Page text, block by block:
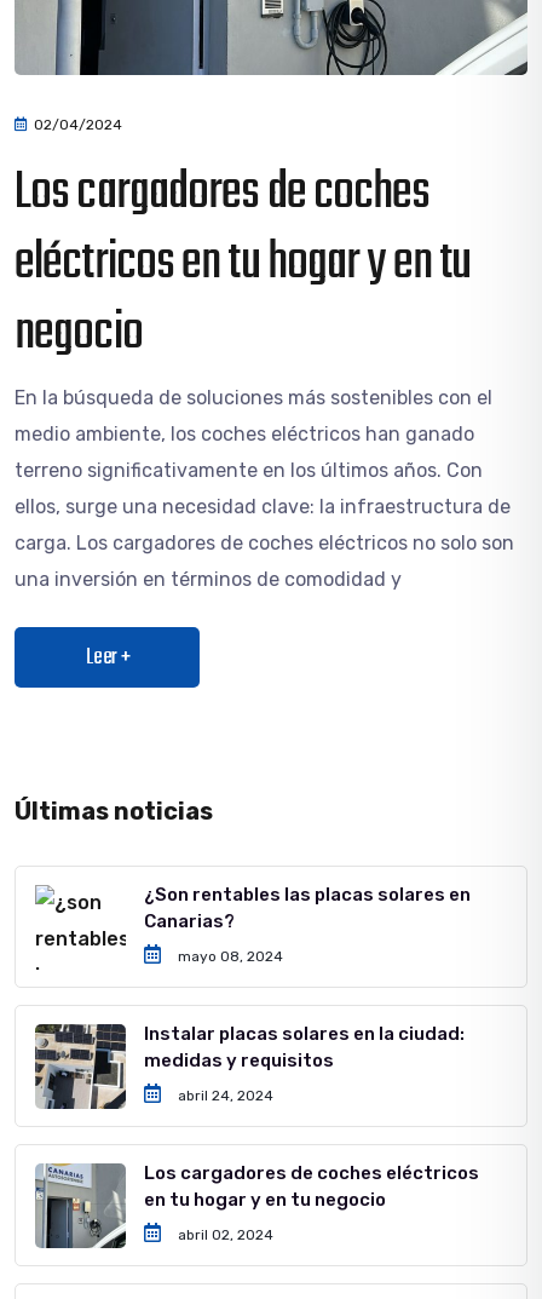
02/04/2024
Los cargadores de coches
eléctricos en tu hogar y en tu
negocio
En la búsqueda de soluciones más sostenibles con el
medio ambiente, los coches eléctricos han ganado
terreno significativamente en los últimos años. Con
ellos, surge una necesidad clave: la infraestructura de
carga. Los cargadores de coches eléctricos no solo son
una inversión en términos de comodidad y
Leer +
Últimas noticias
¿Son rentables las placas solares en
Canarias?
mayo 08, 2024
Instalar placas solares en la ciudad:
medidas y requisitos
abril 24, 2024
Los cargadores de coches eléctricos
en tu hogar y en tu negocio
abril 02, 2024